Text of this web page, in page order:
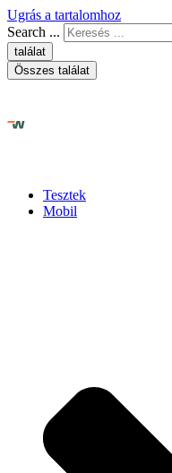
Ugrás a tartalomhoz
Search ...
találat
Összes találat
Tesztek
Mobil